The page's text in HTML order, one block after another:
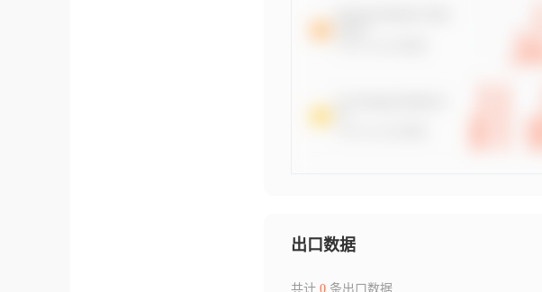
出口数据
共计 0条出口数据